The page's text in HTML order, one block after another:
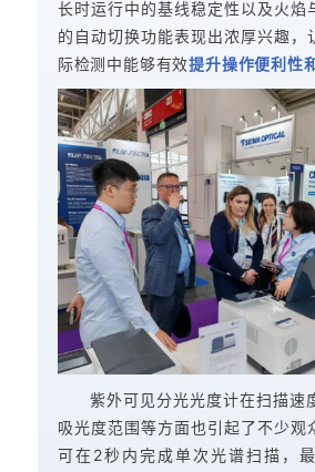
长时运行中的基线稳定性以及火焰
的自动切换功能表现出浓厚兴趣，
际检测中能够有效提升操作便利性
紫外可见分光光度计在扫描速
吸光度范围等方面也引起了不少观
可在2秒内完成单次光谱扫描，